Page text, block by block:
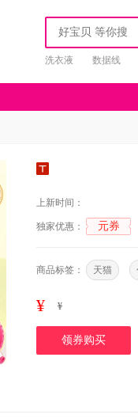
洗衣液 数据线
上新时间：
独家优惠： 元券
商品标签： 天猫
¥ ¥
领券购买